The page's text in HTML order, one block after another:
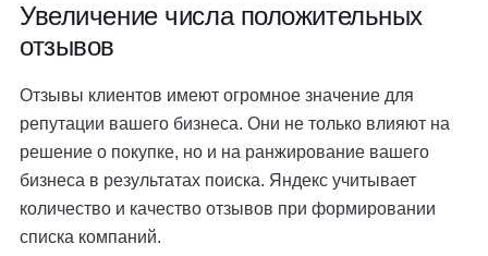
Увеличение числа положительных
отзывов
Отзывы клиентов имеют огромное значение для
репутации вашего бизнеса. Они не только влияют на
решение о покупке, но и на ранжирование вашего
бизнеса в результатах поиска. Яндекс учитывает
количество и качество отзывов при формировании
списка компаний.